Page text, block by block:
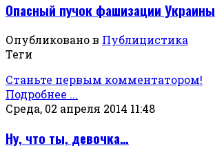
Опасный пучок фашизации Украины
Опубликовано в Публицистика
Теги
Станьте первым комментатором!
Подробнее ...
Среда, 02 апреля 2014 11:48
Ну, что ты, девочка…